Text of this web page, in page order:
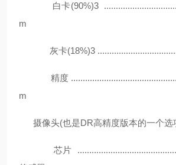
白卡(90%)3
m
灰卡(18%)3
精度
m
摄像头(也是DR高精度版本的一个选
芯片